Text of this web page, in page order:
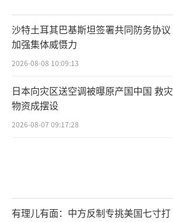
沙特土耳其巴基斯坦签署共同防务协议
加强集体威慑力
2026-08-08 10:09:13
日本向灾区送空调被曝原产国中国 救灾
物资成摆设
2026-08-07 09:17:28
有理儿有面：中方反制专挑美国七寸打